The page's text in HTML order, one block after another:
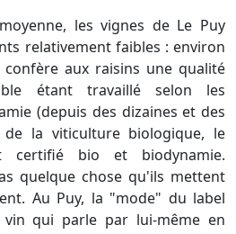
les vignes de Le Puy
relativement faibles : environ
confère aux raisins une qualité
étant travaillé selon les
(depuis des dizaines et des
de la viticulture biologique, le
certifié bio et biodynamie.
quelque chose qu'ils mettent
Au Puy, la "mode" du label
qui parle par lui-même en